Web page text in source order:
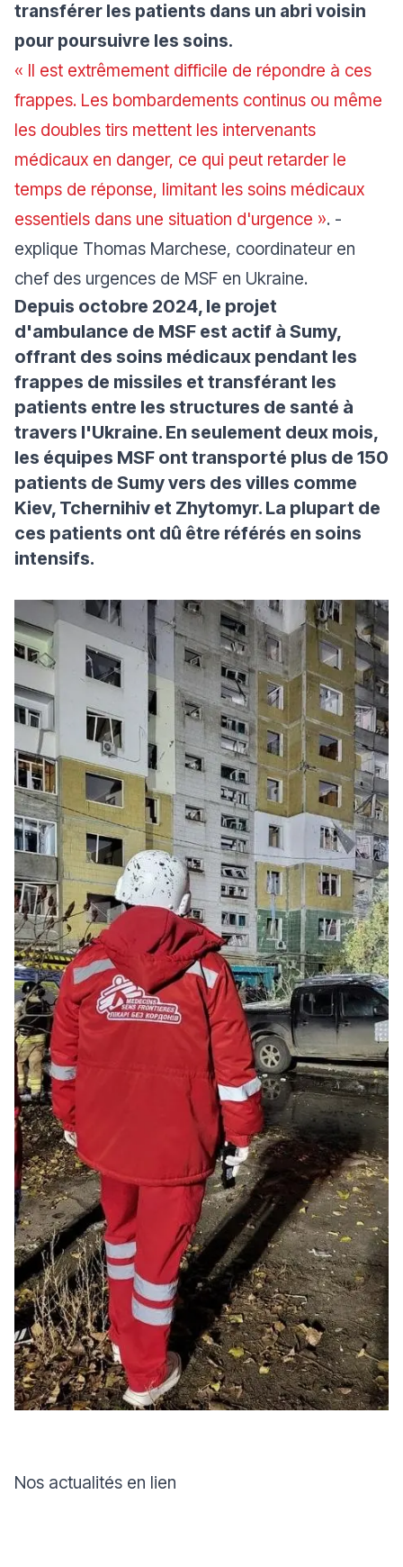
transférer les patients dans un abri voisin
pour poursuivre les soins.
« Il est extrêmement difficile de répondre à ces
frappes. Les bombardements continus ou même
les doubles tirs mettent les intervenants
médicaux en danger, ce qui peut retarder le
temps de réponse, limitant les soins médicaux
essentiels dans une situation d'urgence ». -
explique Thomas Marchese, coordinateur en
chef des urgences de MSF en Ukraine.
Depuis octobre 2024, le projet
d'ambulance de MSF est actif à Sumy,
offrant des soins médicaux pendant les
frappes de missiles et transférant les
patients entre les structures de santé à
travers l'Ukraine. En seulement deux mois,
les équipes MSF ont transporté plus de 150
patients de Sumy vers des villes comme
Kiev, Tchernihiv et Zhytomyr. La plupart de
ces patients ont dû être référés en soins
intensifs.
Nos actualités en lien